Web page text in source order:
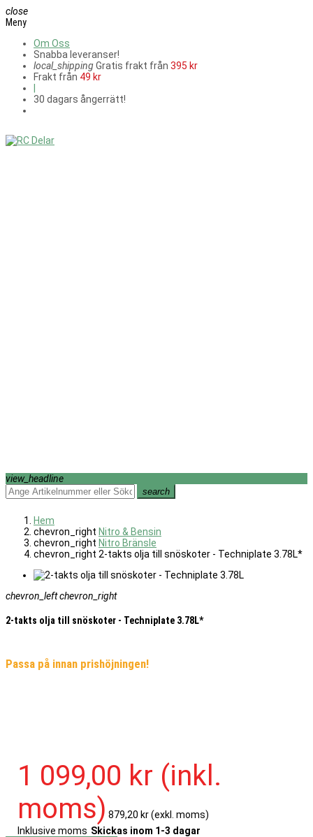
close
Meny
Om Oss
Snabba leveranser!
local_shippingGratis frakt från 395 kr
Frakt från 49 kr
30 dagars ångerrätt!
view_headline
search
Hem
chevron_right Nitro & Bensin
chevron_right Nitro Bränsle
chevron_right 2-takts olja till snöskoter - Techniplate 3.78L*
chevron_leftchevron_right
2-takts olja till snöskoter - Techniplate 3.78L*
Passa på innan prishöjningen!
1 099,00 kr (inkl.
moms) 879,20 kr(exkl. moms)
Inklusive moms Skickas inom 1-3 dagar